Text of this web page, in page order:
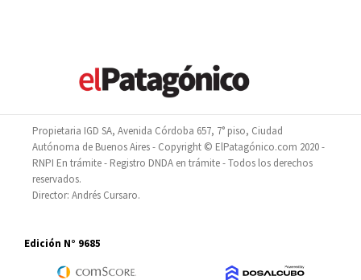
Propietaria IGD SA, Avenida Córdoba 657, 7° piso, Ciudad
Autónoma de Buenos Aires - Copyright © ElPatagónico.com 2020 -
RNPI En trámite - Registro DNDA en trámite - Todos los derechos
reservados.
Director: Andrés Cursaro.
Edición N° 9685